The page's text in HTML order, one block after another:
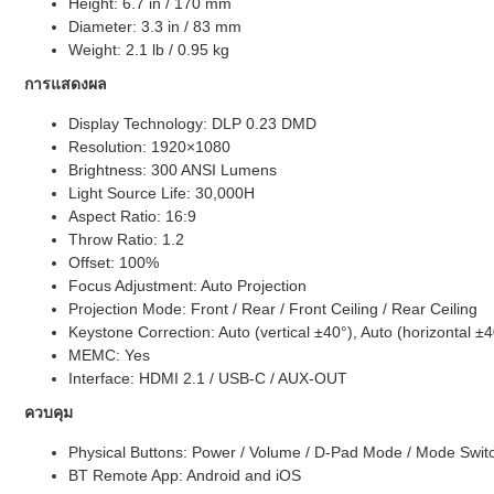
Diameter: 3.3 in / 83 mm
Weight: 2.1 lb / 0.95 kg
การแสดงผล
Display Technology: DLP 0.23 DMD
Resolution: 1920×1080
Brightness: 300 ANSI Lumens
Light Source Life: 30,000H
Aspect Ratio: 16:9
Throw Ratio: 1.2
Offset: 100%
Focus Adjustment: Auto Projection
Projection Mode: Front / Rear / Front Ceiling / Rear Ceiling
Keystone Correction: Auto (vertical ±40°), Auto (horizontal
MEMC: Yes
Interface: HDMI 2.1 / USB-C / AUX-OUT
ควบคุม
Physical Buttons: Power / Volume / D-Pad Mode / Mode
BT Remote App: Android and iOS